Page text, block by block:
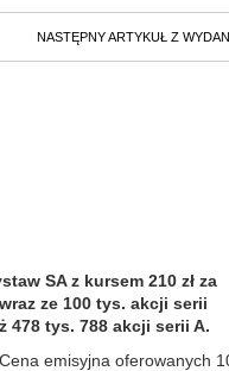
NASTĘPNY ARTYKUŁ Z
SA z kursem 210 zł za
ze 100 tys. akcji serii
478 tys. 788 akcji serii A.
emisyjna oferowanych